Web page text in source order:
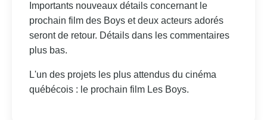
Importants nouveaux détails concernant le
prochain film des Boys et deux acteurs adorés
seront de retour. Détails dans les commentaires
plus bas.
L'un des projets les plus attendus du cinéma
québécois : le prochain film Les Boys.